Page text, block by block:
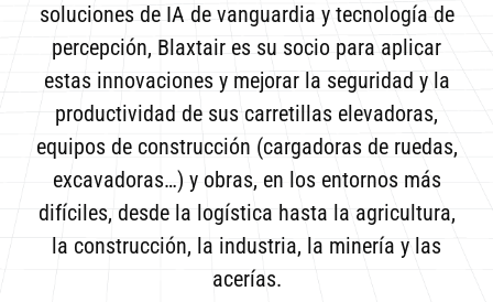
soluciones de IA de vanguardia y tecnología de
percepción, Blaxtair es su socio para aplicar
estas innovaciones y mejorar la seguridad y la
productividad de sus carretillas elevadoras,
equipos de construcción (cargadoras de ruedas,
excavadoras…) y obras, en los entornos más
difíciles, desde la logística hasta la agricultura,
la construcción, la industria, la minería y las
acerías.